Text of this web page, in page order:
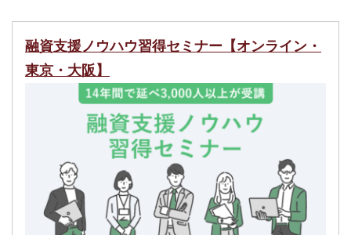
融資支援ノウハウ習得セミナー【オンライン・
東京・大阪】